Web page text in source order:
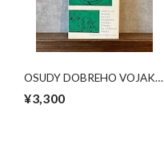
OSUDY DOBREHO VOJAKA
¥3,300